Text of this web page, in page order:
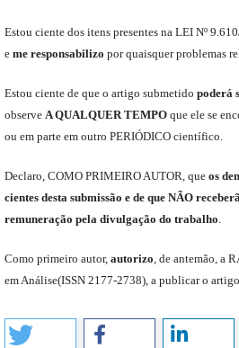
Estou ciente dos itens presentes na LEI Nº 9.610
e meresponsabilizo por quaisquer problemas
Estou ciente de que o artigo submetido poderá
observe A QUALQUER TEMPOque elese
ou em parte em outro PERIÓDICOcientífico.
Declaro COMO PRIMEIRO AUTOR que os
cientes desta submissão e de que NÃO
remuneração pela divulgação do trabalho
Como primeiro autor, autorizo de antemão, a
em Análise(ISSN 2177-2738), a publicar o